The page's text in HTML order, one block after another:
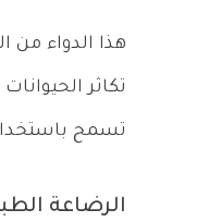
تكاثر
تسمح
الرضاعة